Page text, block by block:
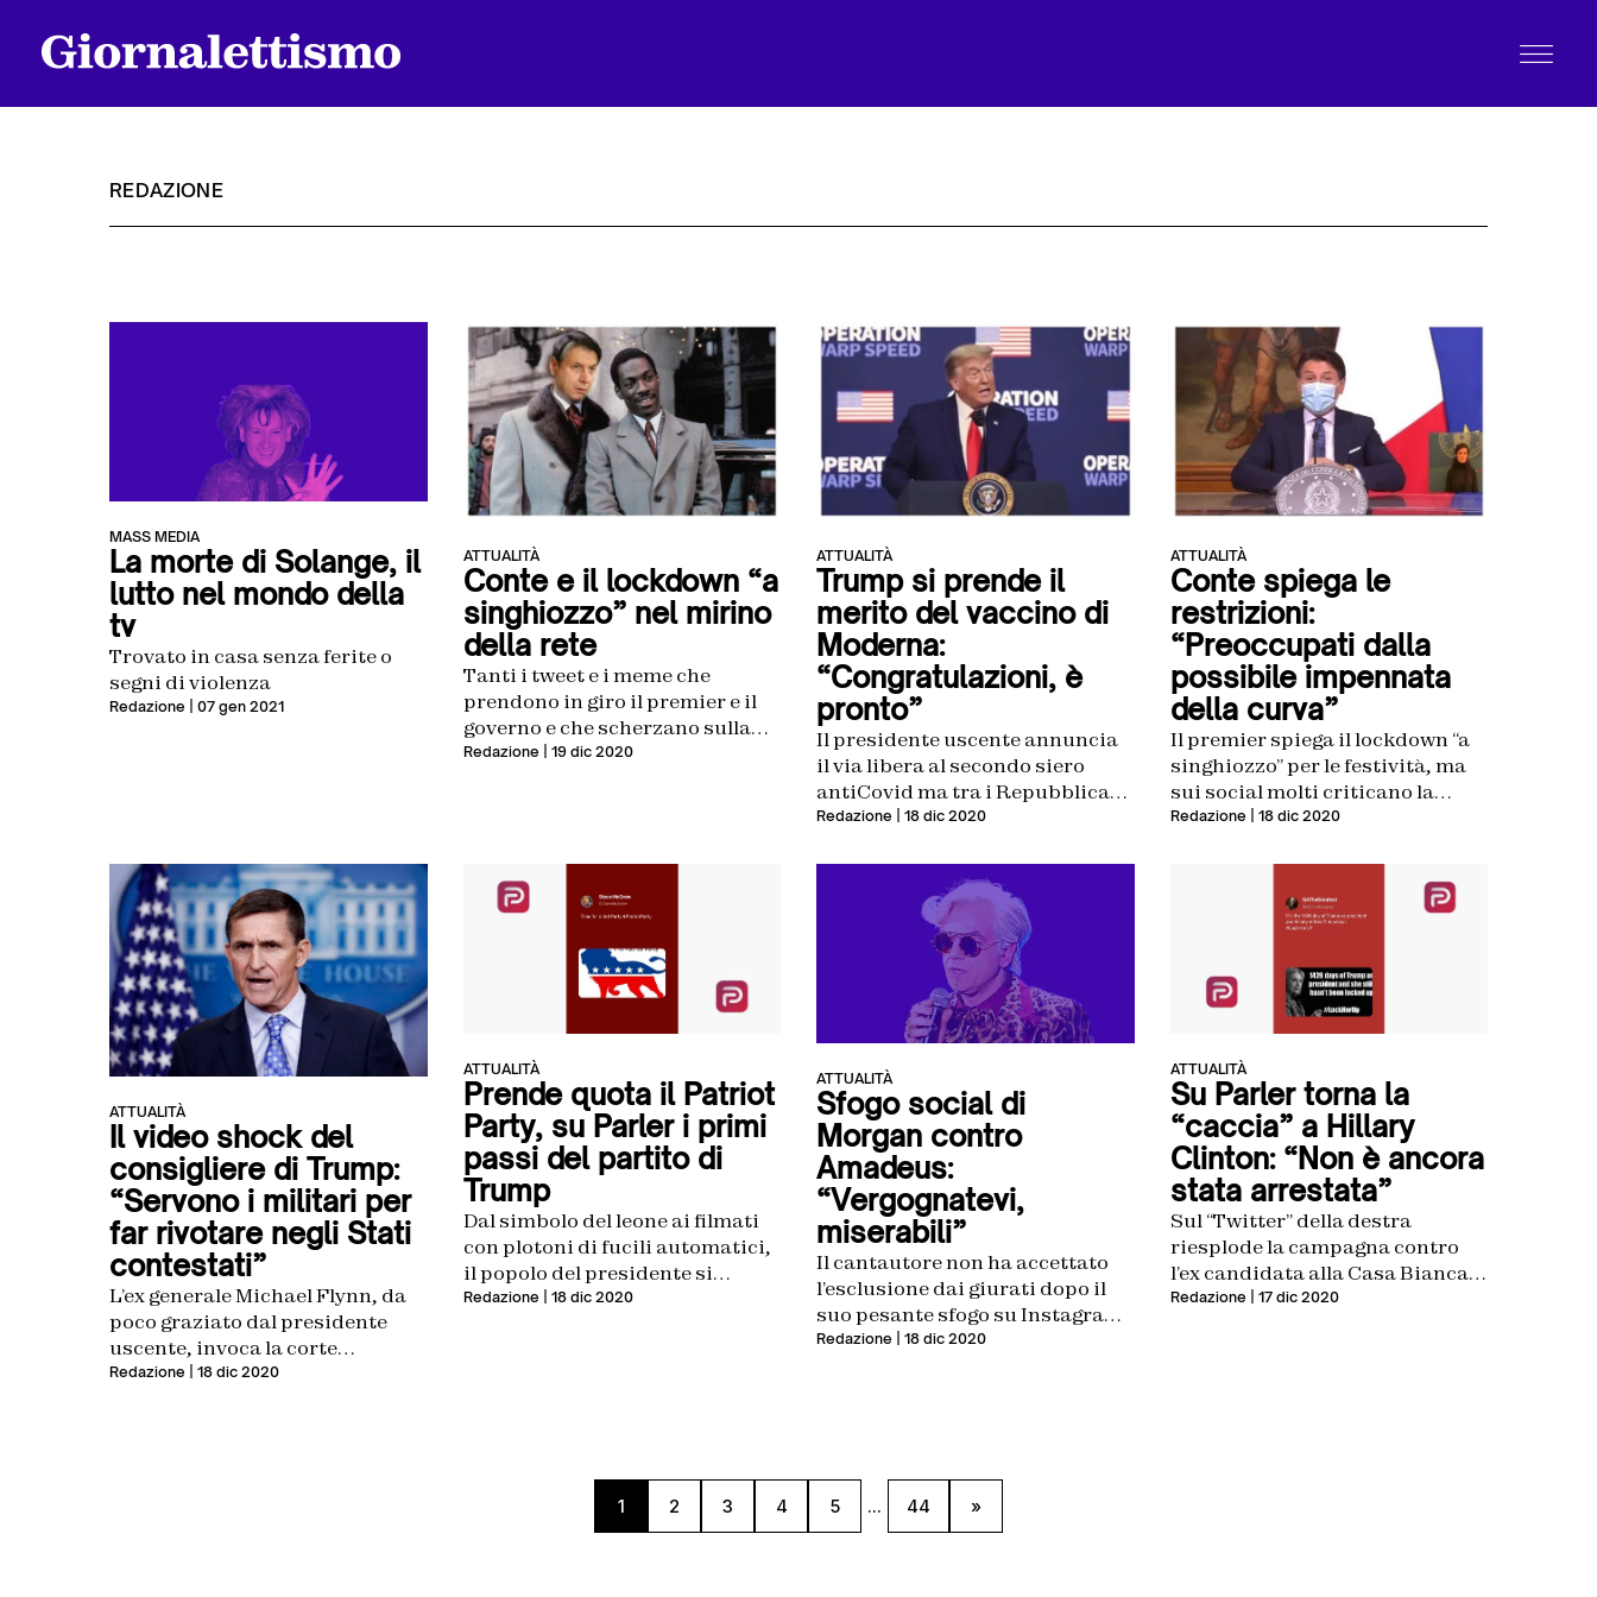
REDAZIONE
MASS MEDIA
La morte di Solange, il
lutto nel mondo della
tv
Trovato in casa senza ferite o
segni di violenza
Redazione | 07 gen 2021
ATTUALITÀ
Conte e il lockdown “a
singhiozzo” nel mirino
della rete
Tanti i tweet e i meme che
prendono in giro il premier e il
governo e che scherzano sulla
limitazioni imposte per le feste
Redazione | 19 dic 2020
ATTUALITÀ
Trump si prende il
merito del vaccino di
Moderna:
“Congratulazioni, è
pronto”
Il presidente uscente annuncia
il via libera al secondo siero
antiCovid ma tra i Repubblicani
crescono le resistenze a
Redazione | 18 dic 2020
ATTUALITÀ
Conte spiega le
restrizioni:
“Preoccupati dalla
possibile impennata
della curva”
Il premier spiega il lockdown “a
singhiozzo” per le festività, ma
sui social molti criticano la
vaghezza delle misure
Redazione | 18 dic 2020
ATTUALITÀ
Il video shock del
consigliere di Trump:
“Servono i militari per
far rivotare negli Stati
contestati”
L’ex generale Michael Flynn, da
poco graziato dal presidente
uscente, invoca la corte
marziale
Redazione | 18 dic 2020
ATTUALITÀ
Prende quota il Patriot
Party, su Parler i primi
passi del partito di
Trump
Dal simbolo del leone ai filmati
con plotoni di fucili automatici,
il popolo del presidente si
prepara alla battaglia
Redazione | 18 dic 2020
ATTUALITÀ
Sfogo social di
Morgan contro
Amadeus:
“Vergognatevi,
miserabili”
Il cantautore non ha accettato
l’esclusione dai giurati dopo il
suo pesante sfogo su Instagram
per l’esclusione da Sanremo
Redazione | 18 dic 2020
ATTUALITÀ
Su Parler torna la
“caccia” a Hillary
Clinton: “Non è ancora
stata arrestata”
Sul “Twitter” della destra
riesplode la campagna contro
l’ex candidata alla Casa Bianca
al grido di “Lock her up”
Redazione | 17 dic 2020
1 2 3 4 5 ... 44 »